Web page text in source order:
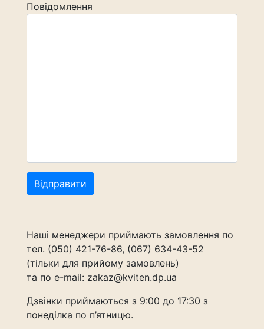
Повідомлення
Наші менеджери приймають замовлення по
тел. (050) 421-76-86, (067) 634-43-52
(тільки для прийому замовлень)
та по e-mail: zakaz@kviten.dp.ua
Дзвінки приймаються з 9:00 до 17:30 з
понеділка по п’ятницю.